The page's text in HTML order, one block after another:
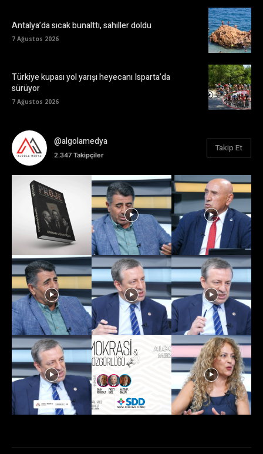
Antalya’da sıcak bunalttı, sahiller doldu
7 Ağustos 2026
Türkiye kupası yol yarışı heyecanı Isparta’da
sürüyor
7 Ağustos 2026
@algolamedya
2.347 Takipçiler
Takip Et